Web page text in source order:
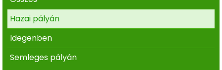
Hazai pályán
Idegenben
Semleges pályán